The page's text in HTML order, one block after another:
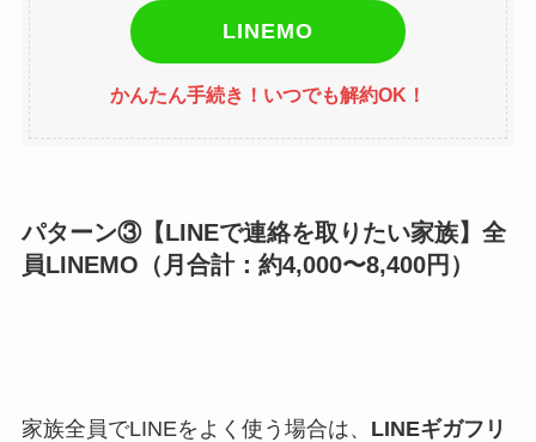
LINEMO
かんたん手続き！いつでも解約OK！
パターン③【LINEで連絡を取りたい家族】全
員LINEMO（月合計：約4,000〜8,400円）
家族全員でLINEをよく使う場合は、 LINEギガフリ